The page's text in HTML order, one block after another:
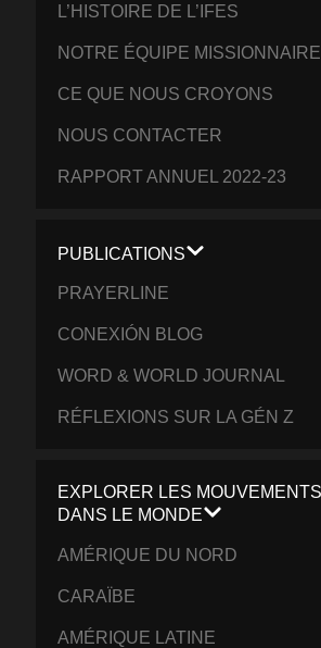
L’HISTOIRE DE L’IFES
NOTRE ÉQUIPE MISSIONNAIRE
CE QUE NOUS CROYONS
NOUS CONTACTER
RAPPORT ANNUEL 2022-23
PUBLICATIONS
PRAYERLINE
CONEXIÓN BLOG
WORD & WORLD JOURNAL
RÉFLEXIONS SUR LA GÉN Z
EXPLORER LES
DANS LE MONDE
AMÉRIQUE DU NORD
CARAÏBE
AMÉRIQUE LATINE